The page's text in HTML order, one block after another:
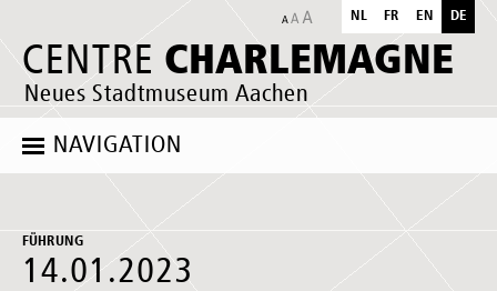
CENTRE CHARLEMAGNE
Neues Stadtmuseum Aachen
NL FR EN DE
NAVIGATION
FÜHRUNG
14.01.2023